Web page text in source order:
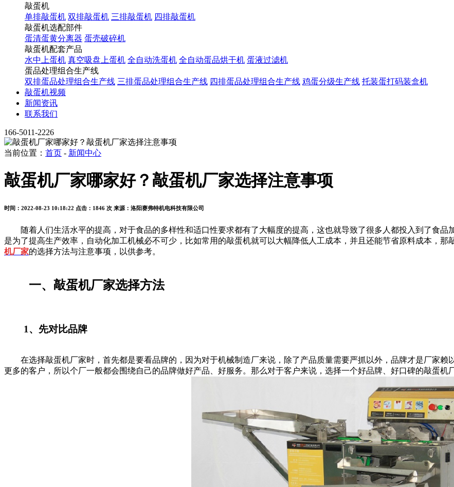
敲蛋机
单排敲蛋机 双排敲蛋机 三排敲蛋机 四排敲蛋机
敲蛋机选配部件
蛋清蛋黄分离器 蛋壳破碎机
敲蛋机配套产品
水中上蛋机 真空吸盘上蛋机 全自动洗蛋机 全自动蛋品烘干机 蛋液过滤机
蛋品处理组合生产线
双排蛋品处理组合生产线 三排蛋品处理组合生产线 四排蛋品处理组合生产线 鸡蛋分级生产线 托装蛋打码装盒机
敲蛋机视频
新闻资讯
联系我们
166-5011-2226
当前位置： 首页 - 新闻中心
敲蛋机厂家哪家好？敲蛋机厂家选择注意事项
时间：2022-08-23 10:18:22 点击：1846 次 来源：洛阳赛弗特机电科技有限公司
随着人们生活水平的提高，对于食品的多样性和适口性要求都有了大幅度的提高，这也就导致了很多人都投入到了食品
是为了提高生产效率，自动化加工机械必不可少，比如常用的敲蛋机就可以大幅降低人工成本，并且还能节省原料成本，
机厂家的选择方法与注意事项，以供参考。
一、敲蛋机厂家选择方法
1、先对比品牌
在选择敲蛋机厂家时，首先都是要看品牌的，因为对于机械制造厂来说，除了产品质量需要严抓以外，品牌才是厂家赖
更多的客户，所以个厂一般都会围绕自己的品牌做好产品、好服务。那么对于客户来说，选择一个好品牌、好口碑的敲蛋机